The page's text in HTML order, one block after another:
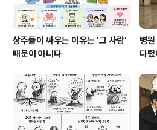
상주들이 싸우는 이유는 '그 사람'
때문이 아니다
병원
다